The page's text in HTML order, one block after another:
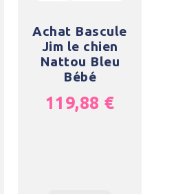
Achat Bascule
Jim le chien
Nattou Bleu
Bébé
119,88 €